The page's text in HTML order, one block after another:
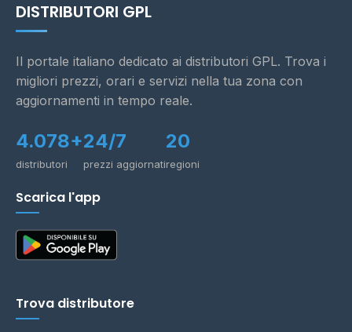
DISTRIBUTORI GPL
Il portale italiano dedicato ai distributori GPL. Trova i
migliori prezzi, orari e servizi nella tua zona con
aggiornamenti in tempo reale.
4.078+
distributori
24/7
prezzi aggiornati
20
regioni
Scarica l'app
Trova distributore